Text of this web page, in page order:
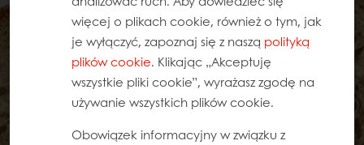
więcej o plikach cookie, również o tym, jak
je wyłączyć, zapoznaj się z naszą polityką
plików cookie. Klikając „Akceptuję
wszystkie pliki cookie”, wyrażasz zgodę na
używanie wszystkich plików cookie.
Obowiązek informacyjny w związku z